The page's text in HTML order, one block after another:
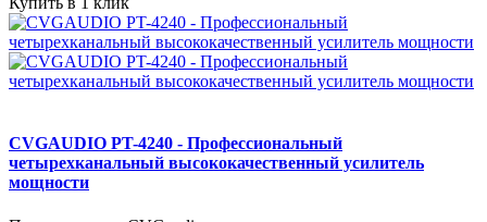
CVGAUDIO PT-4240 - Профессиональный
четырехканальный высококачественный усилитель
мощности